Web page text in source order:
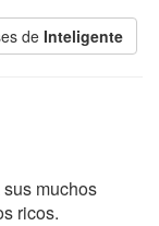
de Inteligente
muchos
ricos.